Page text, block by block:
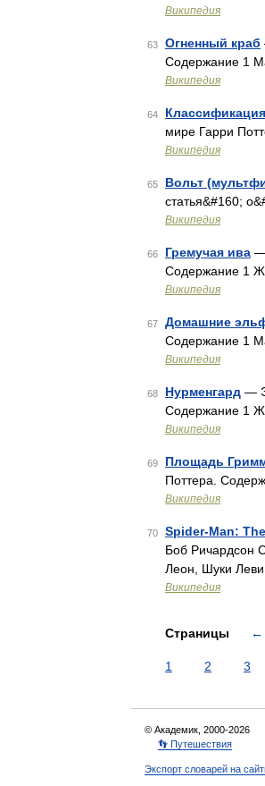
Википедия
63 Огненный краб
Содержание 1
Википедия
64
мире Гарри
Википедия
65 Вольт
статья&#160;
Википедия
66 Гремучая ива —
Содержание 1
Википедия
67 Домашние
Содержание 1
Википедия
68 Нурменгард —
Содержание 1
Википедия
69 Площадь
Поттера.
Википедия
70 Spider-Man:
Боб Ричардсон
Леон, Шуки
Википедия
Страницы ←
1 2 3
© Академик, 2000-2026
👣 Путешествия
Экспорт словарей на